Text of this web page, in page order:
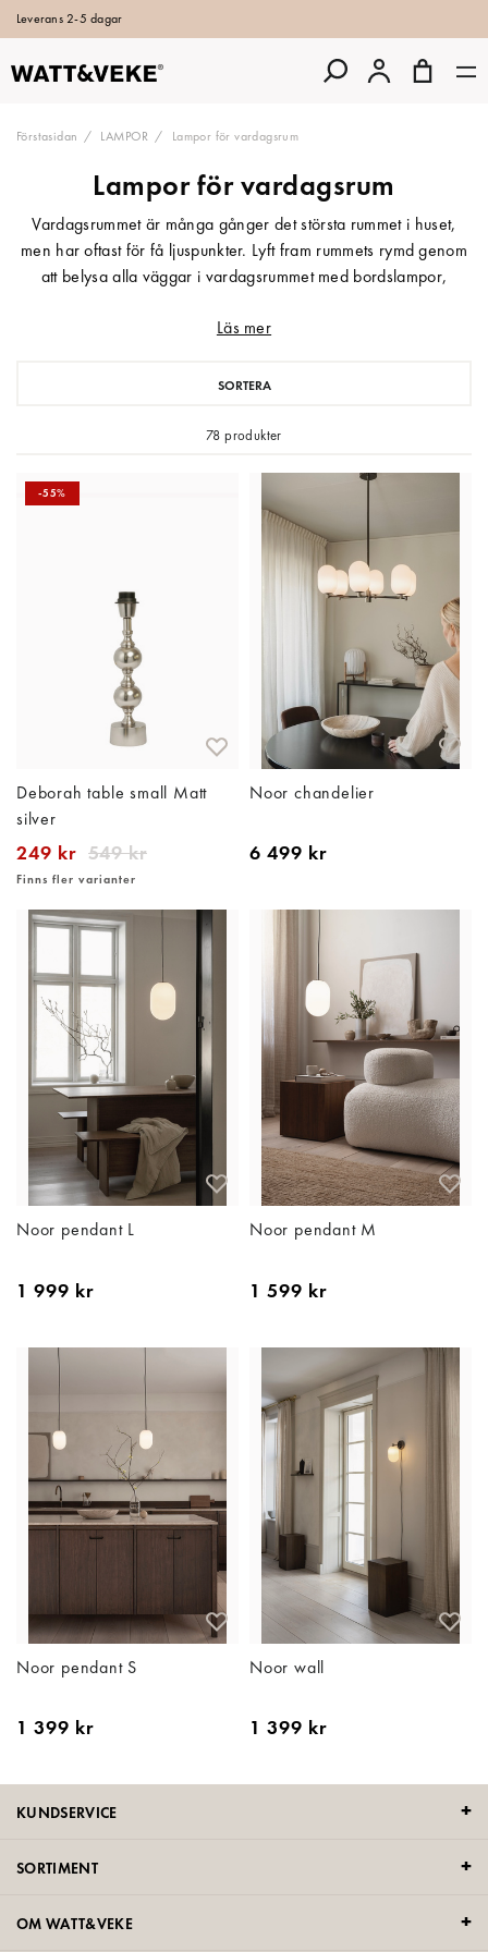
Leverans 2-5 dagar
Förstasidan LAMPOR Lampor för vardagsrum
Lampor för vardagsrum
Vardagsrummet är många gånger det största rummet i huset,
men har oftast för få ljuspunkter. Lyft fram rummets rymd genom
att belysa alla väggar i vardagsrummet med bordslampor,
filmkvällen, läsljus för den spännande boken i favoritfotöljen,
Designbelysning för den kreativa och stilmedvetna hos
Läs mer
SORTERA
78 produkter
-55%
Deborah table small Matt
silver
249 kr 549 kr
Finns fler varianter
Noor chandelier
6 499 kr
Noor pendant L
1 999 kr
Noor pendant M
1 599 kr
Noor pendant S
1 399 kr
Noor wall
1 399 kr
KUNDSERVICE
SORTIMENT
OM WATT&VEKE